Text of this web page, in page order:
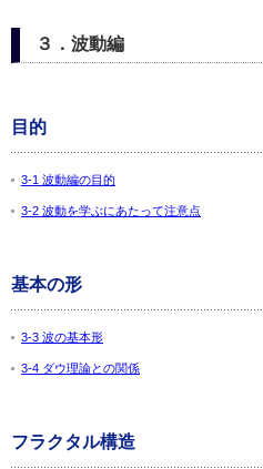
３．波動編
目的
3-1 波動編の目的
3-2 波動を学ぶにあたって注意点
基本の形
3-3 波の基本形
3-4 ダウ理論との関係
フラクタル構造